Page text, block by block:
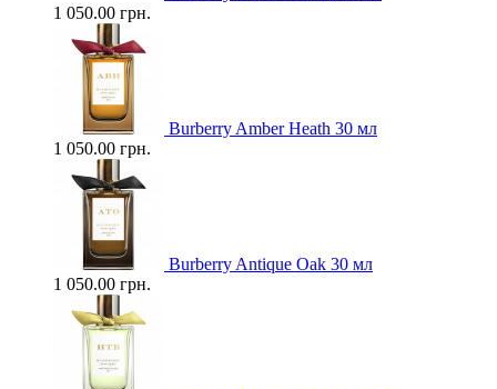
1 050.00 грн.
Burberry Amber Heath 30 мл
1 050.00 грн.
Burberry Antique Oak 30 мл
1 050.00 грн.